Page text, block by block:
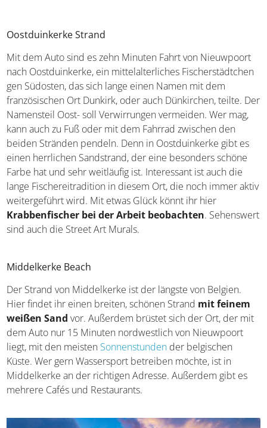
Oostduinkerke Strand
Mit dem Auto sind es zehn Minuten Fahrt von Nieuwpoort
nach Oostduinkerke, ein mittelalterliches
Fischerstädtchen gen Südosten, das sich lange einen
Namen mit dem französischen Ort Dunkirk, oder auch
Dünkirchen, teilte. Der Namensteil Oost- soll
Verwirrungen vermeiden. Wer mag, kann auch zu Fuß
oder mit dem Fahrrad zwischen den beiden Stränden
pendeln. Denn in Oostduinkerke gibt es einen herrlichen
Sandstrand, der eine besonders schöne Farbe hat und
sehr weitläufig ist. Interessant ist auch die lange
Fischereitradition in diesem Ort, die noch immer aktiv
weitergeführt wird. Mit etwas Glück könnt ihr hier
Krabbenfischer bei der Arbeit beobachten
Middelkerke Beach
Der Strand von Middelkerke ist der längste von Belgien.
Hier findet ihr einen breiten, schönen Strandmit feinem
weißen Sandvor. Außerdem brüstet sich der Ort, der
mit dem Auto nur 15 Minuten nordwestlich von
Nieuwpoort liegt, mit den meistenSonnenstundender
belgischen Küste. Wer gern Wassersport betreiben
möchte, ist in Middelkerke an der richtigen Adresse.